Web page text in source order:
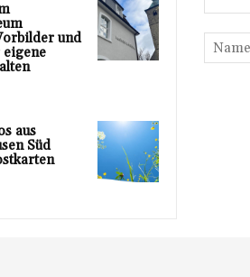
und
aus
Süd